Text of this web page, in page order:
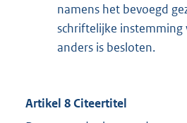
namens het bevoegd
schriftelijke instemming
anders is besloten.
Artikel 8 Citeertitel